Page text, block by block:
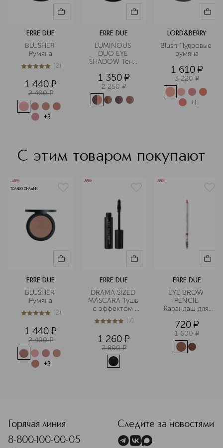
ERRE DUE
BLUSHER
Румяна
5из 52 (2)
1 440 ¤
2 400 ¤
+3
ERRE DUE
LUMINOUS
DUO EYE
SHADOW Тени
эффектом
сияния
1 350 ¤
2 250 ¤
LORD&BERRY
Blush Пудровые
румяна
1 610 ¤
3 220 ¤
+1
С этим товаром покупают
-40%
ТОЛЬКО ОНЛАЙН
ERRE DUE
BLUSHER
Румяна
5из 52 (2)
1 440 ¤
2 400 ¤
+3
-55%
ERRE DUE
DRAMA SIZED
MASCARA Тушь
с эффектом
накладных
ресниц
5из 57 (7)
1 260 ¤
2 800 ¤
-55%
ERRE DUE
EYE BROW
PENCIL
Карандаш для
720 ¤
1 600 ¤
Горячая линия
8-800-100-00-05
Следите за новостями